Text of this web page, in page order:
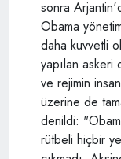
sonra
Obama
daha kuvvetli
yapılan askeri
ve rejimin
üzerine de
denildi:
rütbeli hiçbir